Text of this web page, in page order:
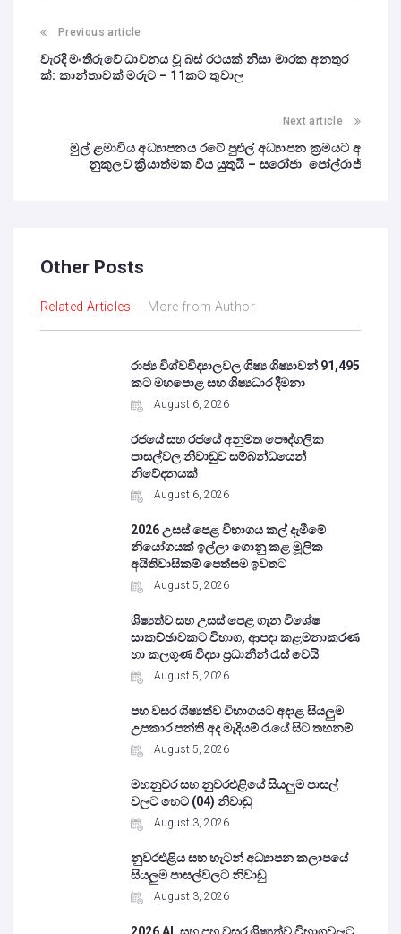
Previous article
වැරදි මංතීරුවේ ධාවනය වූ බස් රථයක් නිසා මාරක අනතුර
ක්: කාන්තාවක් මරුට – 11කට තුවාල
Next article
මුල් ළමාවිය අධ්‍යාපනය රටේ පුළුල් අධ්‍යාපන ක්‍රමයට අ
නුකූලව ක්‍රියාත්මක විය යුතුයි – සරෝජා පෝල්රාජ්
Other Posts
Related Articles More from Author
රාජ්‍ය විශ්වවිද්‍යාලවල ශිෂ්‍ය ශිෂ්‍යාවන් 91,495
කට මහපොළ සහ ශිෂ්‍යධාර දීමනා
August 6, 2026
රජයේ සහ රජයේ අනුමත පෞද්ගලික
පාසල්වල නිවාඩුව සම්බන්ධයෙන්
නිවේදනයක්
August 6, 2026
2026 උසස් පෙළ විභාගය කල් දැමීමේ
නියෝගයක් ඉල්ලා ගොනු කළ මූලික
අයිතිවාසිකම් පෙත්සම ඉවතට
August 5, 2026
ශිෂ්‍යත්ව සහ උසස් පෙළ ගැන විශේෂ
සාකච්ඡාවකට විභාග, ආපදා කළමනාකරණ
හා කලගුණ විද්‍යා ප්‍රධානීන් රැස් වෙයි
August 5, 2026
පහ වසර ශිෂ්‍යත්ව විභාගයට අදාළ සියලුම
උපකාර පන්ති අද මැදියම් රැයේ සිට තහනම්
August 5, 2026
මහනුවර සහ නුවරඑළියේ සියලුම පාසල්
වලට හෙට (04) නිවාඩු
August 3, 2026
නුවරඑළිය සහ හැටන් අධ්‍යාපන කලාපයේ
සියලුම පාසල්වලට නිවාඩු
August 3, 2026